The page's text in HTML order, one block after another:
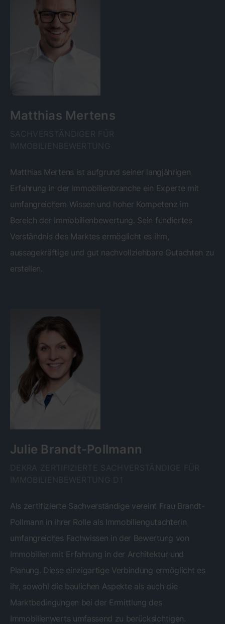
Matthias Mertens
Matthias Mertens ist aufgrund seiner langjährigen
Erfahrung in der Immobilienbranche ein Experte mit
umfangreichem Wissen und hoher Kompetenz im
Bereich der Immobilienbewertung. Sein fundiertes
Verständnis des Marktes ermöglicht es ihm,
aussagekräftige und gut nachvollziehbare Gutachten zu
erstellen.
Julie Brandt-Pollmann
Als zertifizierte Sachverständige vereint Frau Brandt-
Pollmann in ihrer Rolle als Immobiliengutachterin
umfangreiches Fachwissen in der Bewertung von
Immobilien mit Erfahrung in der Architektur und
Planung. Diese einzigartige Verbindung ermöglicht es
ihr, sowohl die baulichen Aspekte als auch die
Marktbedingungen bei der Ermittlung des
Immobilienwerts umfassend zu berücksichtigen.